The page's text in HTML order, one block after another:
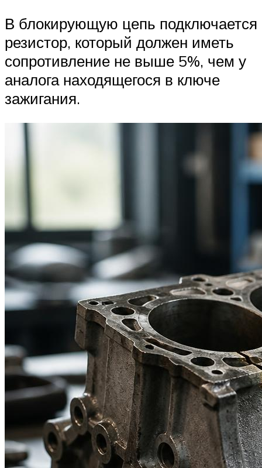
В блокирующую цепь подключается
резистор, который должен иметь
сопротивление не выше 5%, чем у
аналога находящегося в ключе
зажигания.